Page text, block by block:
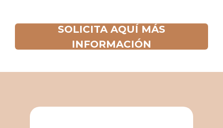
SOLICITA AQUÍ MÁS
INFORMACIÓN